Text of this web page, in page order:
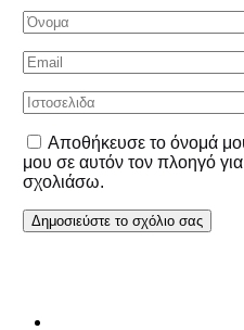
Αποθήκευσε το όνομά
μου σε αυτόν τον πλοηγό
σχολιάσω.